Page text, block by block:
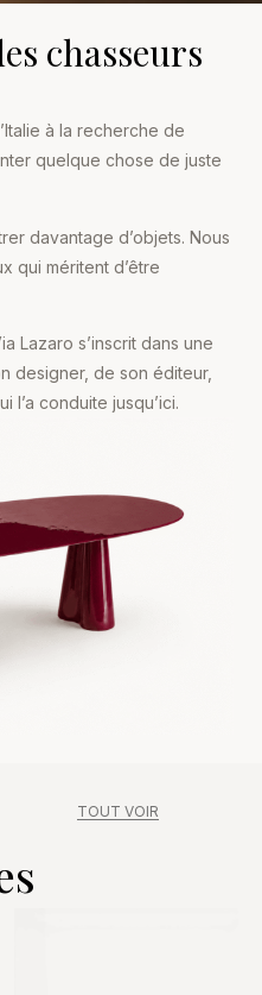
chasseurs
à la recherche de
quelque chose de juste
davantage d’objets. Nous
qui méritent d’être
Lazaro s’inscrit dans une
designer, de son éditeur,
conduite jusqu’ici.
TOUT VOIR